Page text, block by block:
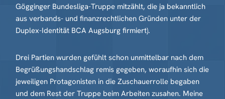
Gögginger Bundesliga-Truppe mitzählt, die ja bekanntlich
aus verbands- und finanzrechtlichen Gründen unter der
Duplex-Identität BCA Augsburg firmiert).
Drei Partien wurden gefühlt schon unmittelbar nach dem
Begrüßungshandschlag remis gegeben, woraufhin sich die
jeweiligen Protagonisten in die Zuschauerrolle begaben
und dem Rest der Truppe beim Arbeiten zusahen. Meine